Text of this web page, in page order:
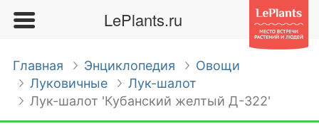
LePlants.ru
Главная Энциклопедия
Овощи
Луковичные
Лук-шалот
Лук-шалот 'Кубанский желтый Д-322'